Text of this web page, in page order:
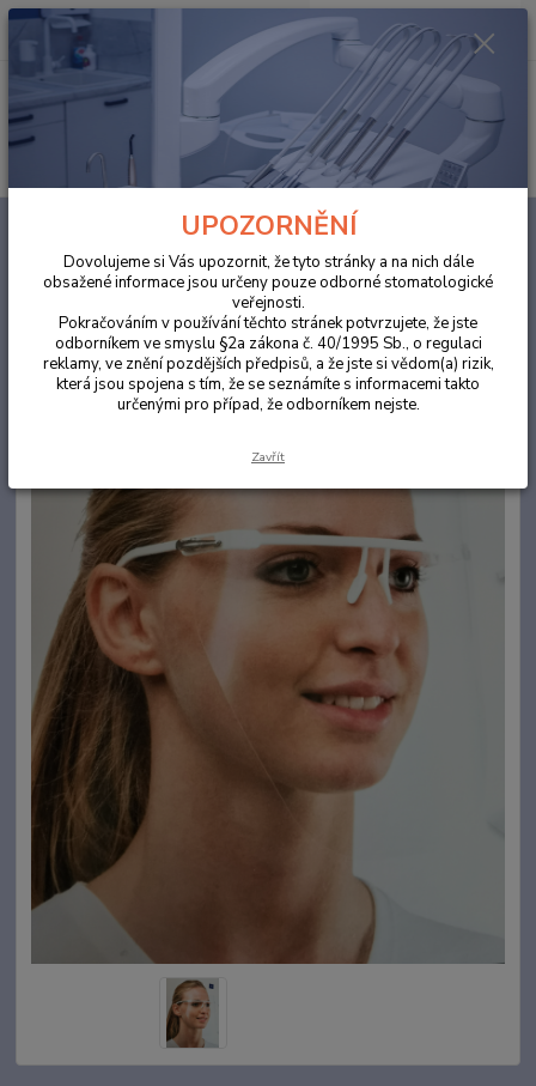
Hledat
za 0,00 Kč
Ochranný štít R62 bílý
Ochranný štít R62 bílý
UPOZORNĚNÍ
Dovolujeme si Vás upozornit, že tyto stránky a na nich dále
obsažené informace jsou určeny pouze odborné stomatologické
veřejnosti.
Pokračováním v používání těchto stránek potvrzujete, že jste
odborníkem ve smyslu §2a zákona č. 40/1995 Sb., o regulaci
reklamy, ve znění pozdějších předpisů, a že jste si vědom(a) rizik,
která jsou spojena s tím, že se seznámíte s informacemi takto
určenými pro případ, že odborníkem nejste.
Zavřít